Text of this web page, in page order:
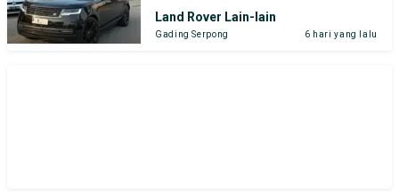
Land Rover Lain-lain
Gading Serpong 6 hari yang lalu